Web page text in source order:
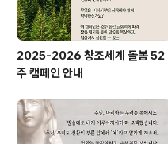
2025-2026 창조세계 돌봄 52
주 캠페인 안내